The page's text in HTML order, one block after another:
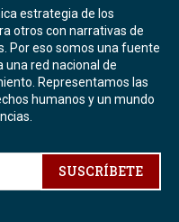
estrategia de los
otros con narrativas de
Por eso somos una fuente
red nacional de
Representamos las
humanos y un mundo
SUSCRÍBETE